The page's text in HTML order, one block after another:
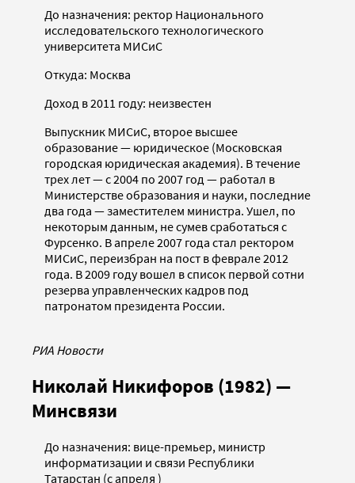
До назначения: ректор Национального
исследовательского технологического
университета МИСиС
Откуда: Москва
Доход в 2011 году: неизвестен
Выпускник МИСиС, второе высшее
образование — юридическое (Московская
городская юридическая академия). В течение
трех лет — с 2004 по 2007 год — работал в
Министерстве образования и науки, последние
два года — заместителем министра. Ушел, по
некоторым данным, не сумев сработаться с
Фурсенко. В апреле 2007 года стал ректором
МИСиС, переизбран на пост в феврале 2012
года. В 2009 году вошел в список первой сотни
резерва управленческих кадров под
патронатом президента России.
РИА Новости
Николай Никифоров (1982) —
Минсвязи
До назначения: вице-премьер, министр
информатизации и связи Республики
Татарстан (с апреля )